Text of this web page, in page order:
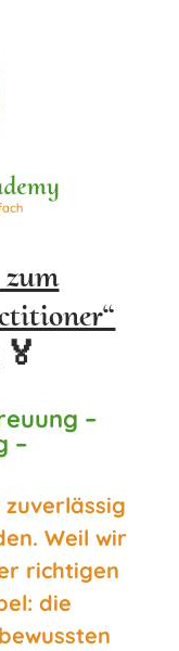
–
–
zuverlässig
Weil wir
richtigen
die